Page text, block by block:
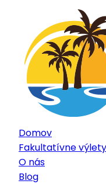
Domov
Fakultatívne výlety
O nás
Blog